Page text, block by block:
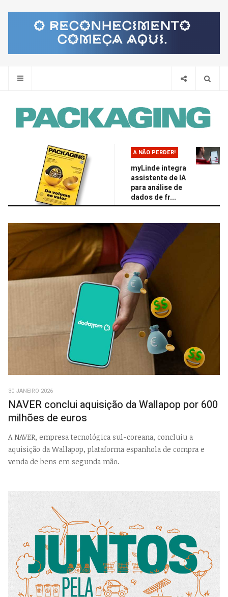
A NÃO PERDER!
myLinde integra
assistente de IA
para análise de
dados de fr...
30 JANEIRO 2026
NAVER conclui aquisição da Wallapop por 600
milhões de euros
A NAVER, empresa tecnológica sul-coreana, concluiu a
aquisição da Wallapop, plataforma espanhola de compra e
venda de bens em segunda mão.